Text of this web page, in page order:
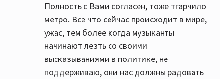
какой группе. Если сравнить U2 с
депешами, то это небо и земля, депешей я
тоже люблю и слушаю. PS. Звук в лужниках
испортили звукорежисеры) перестарались
с басом)))
Полность с Вами согласен, тоже тгарчило
метро. Все что сейчас происходит в мире,
ужас, тем более когда музыканты
начинают лезть со своими
высказываниями в политике, не
поддерживаю, они нас должны радовать